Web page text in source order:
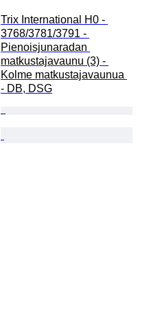
Trix International H0 -
3768/3781/3791 -
Pienoisjunaradan
matkustajavaunu (3) -
Kolme matkustajavaunua
- DB, DSG